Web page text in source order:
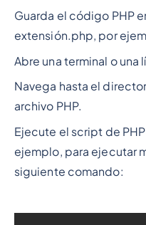
Guarda el código PHP
extensión.php, por
Abre una terminal o una
Navega hasta el
archivo PHP.
Ejecute el script de
ejemplo, para ejecutar
siguiente comando: